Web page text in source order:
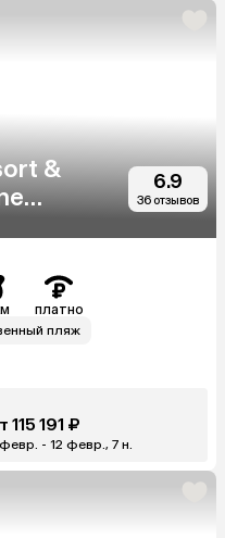
&
6.9
36 отзывов
платно
пляж
115 191 ₽
- 12 февр., 7 н.